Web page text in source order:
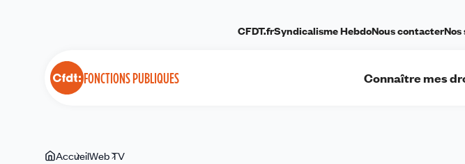
FONCTIONS PUBLIQUES
CFDT.frSyndicalisme HebdoNous contacterNos
Connaître mes
VousAccueilWeb TV